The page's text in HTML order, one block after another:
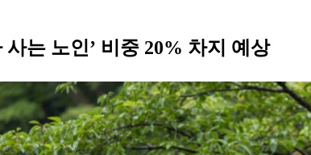
는 노인’ 비중 20% 차지 예상